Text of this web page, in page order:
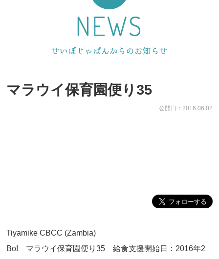
マラウイ保育園便り35
公開日：2016.06.02
Tiyamike CBCC (Zambia)
Bo! マラウイ保育園便り35 給食支援開始日：2016年2